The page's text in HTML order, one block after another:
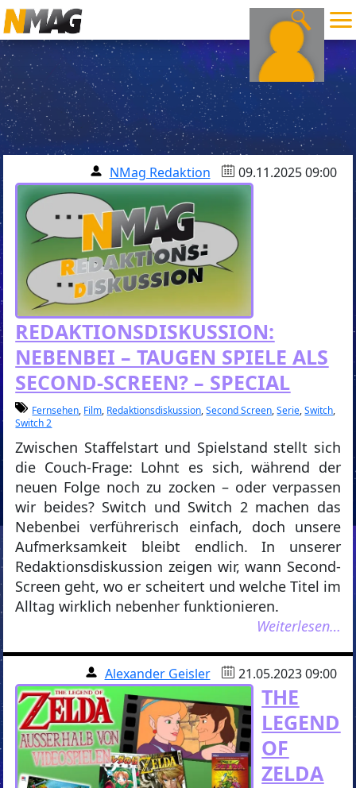
NMag Redaktion 09.11.2025 09:00
REDAKTIONSDISKUSSION:
NEBENBEI – TAUGEN SPIELE ALS
SECOND-SCREEN? – SPECIAL
Fernsehen, Film, Redaktionsdiskussion,Second Screen,Serie,Switch,
Switch 2
Zwischen Staffelstart und Spielstand stellt sich
die Couch-Frage: Lohnt es sich, während der
neuen Folge noch zu zocken – oder verpassen
wir beides? Switch und Switch 2 machen das
Nebenbei verführerisch einfach, doch unsere
Aufmerksamkeit bleibt endlich. In unserer
Redaktionsdiskussion zeigen wir, wann Second-
Screen geht, wo er scheitert und welche Titel im
Alltag wirklich nebenher funktionieren.
Weiterlesen…
Alexander Geisler 21.05.2023 09:00
THE
LEGEND
OF
ZELDA